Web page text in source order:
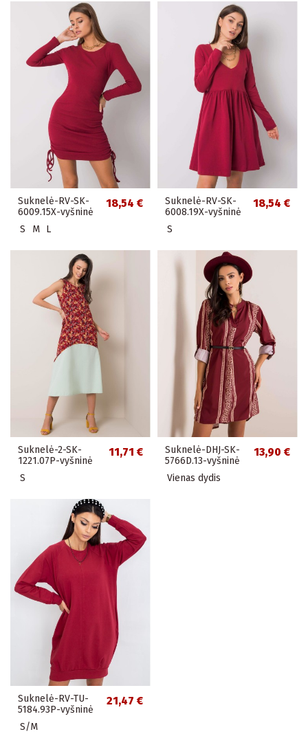
Suknelė-RV-SK-
6009.15X-vyšninė
18,54 €
S M L
Suknelė-RV-SK-
6008.19X-vyšninė
18,54 €
S
Suknelė-2-SK-
1221.07P-vyšninė
11,71 €
S
Suknelė-DHJ-SK-
5766D.13-vyšninė
13,90 €
Vienas dydis
Suknelė-RV-TU-
5184.93P-vyšninė
21,47 €
S/M